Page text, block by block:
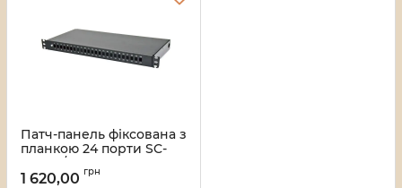
Патч-панель фіксована з
планкою 24 порти SC-
Simpl./LC-Dupl., пуста,
каб.вводи для
1 620,00 грн